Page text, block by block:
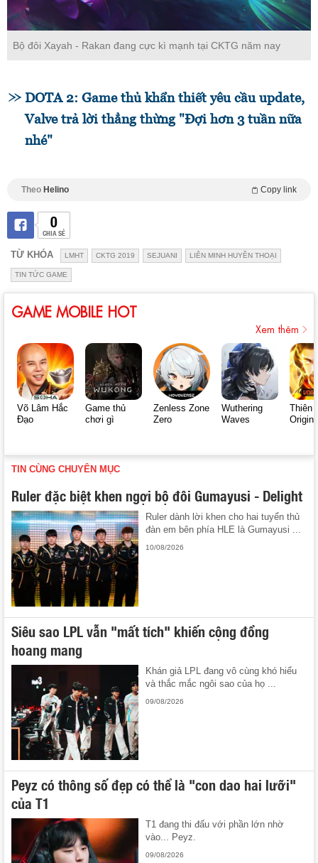
Bộ đôi Xayah - Rakan đang cực kì mạnh tại CKTG năm nay
DOTA 2: Game thủ khẩn thiết yêu cầu update,
Valve trả lời thẳng thừng "Đợi hơn 3 tuần nữa
nhé"
Theo Helino Copy link
0
CHIA SẺ
TỪ KHÓA LMHT CKTG 2019 SEJUANI LIÊN MINH HUYỀN THOẠI
TIN TỨC GAME
GAME MOBILE HOT
Xem thêm
Võ Lâm Hắc
Đạo
Game thủ
chơi gì
Zenless Zone
Zero
Wuthering
Waves
Thiên
Origin
TIN CÙNG CHUYÊN MỤC
Ruler đặc biệt khen ngợi bộ đôi Gumayusi - Delight
Ruler dành lời khen cho hai tuyển thủ
đàn em bên phía HLE là Gumayusi ...
10/08/2026
Siêu sao LPL vẫn "mất tích" khiến cộng đồng
hoang mang
Khán giả LPL đang vô cùng khó hiểu
và thắc mắc ngôi sao của họ ...
09/08/2026
Peyz có thông số đẹp có thể là "con dao hai lưỡi"
của T1
T1 đang thi đấu với phần lớn nhờ
vào... Peyz.
09/08/2026